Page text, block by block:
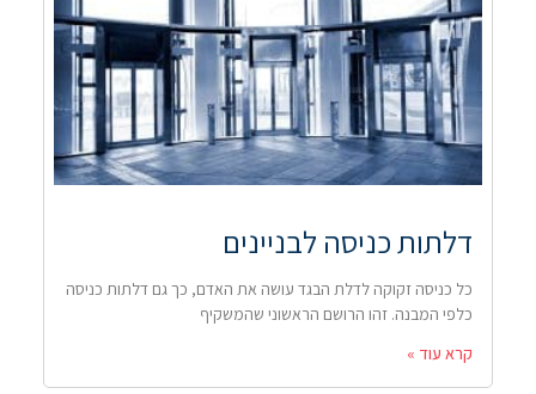
דלתות כניסה לבניינים
כל כניסה זקוקה לדלת הבגד עושה את האדם, כך גם דלתות כניסה
כלפי המבנה. זהו הרושם הראשוני שהמשקיף
קרא עוד »